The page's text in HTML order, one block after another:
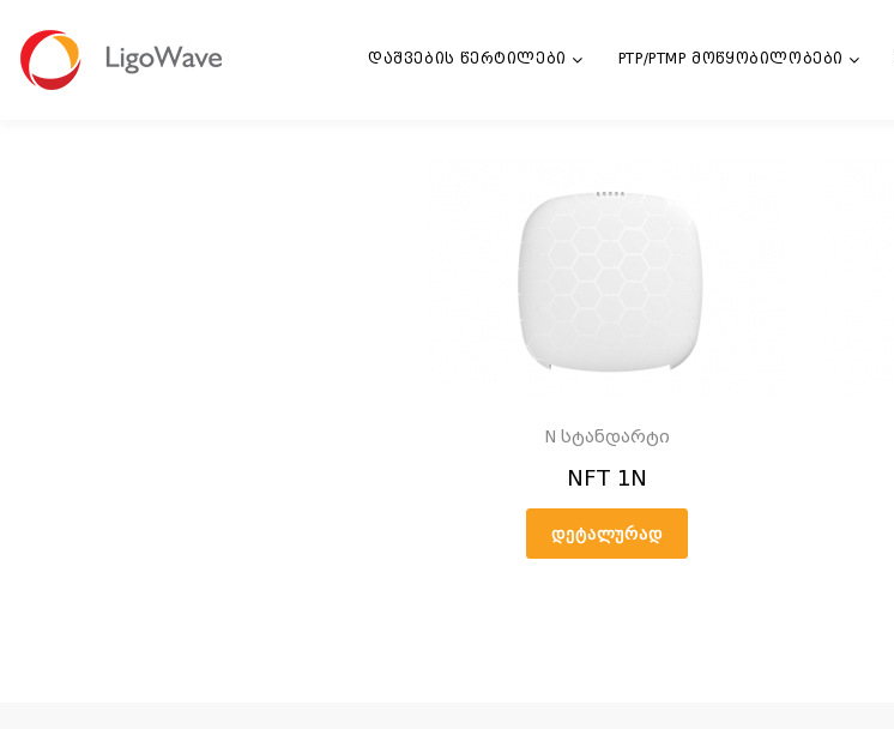
დაშვების წერტილები PTP/PTMP მოწყობილობები
N სტანდარტი
NFT 1N
ᲓᲔᲢᲐᲚᲣᲠᲐᲓ